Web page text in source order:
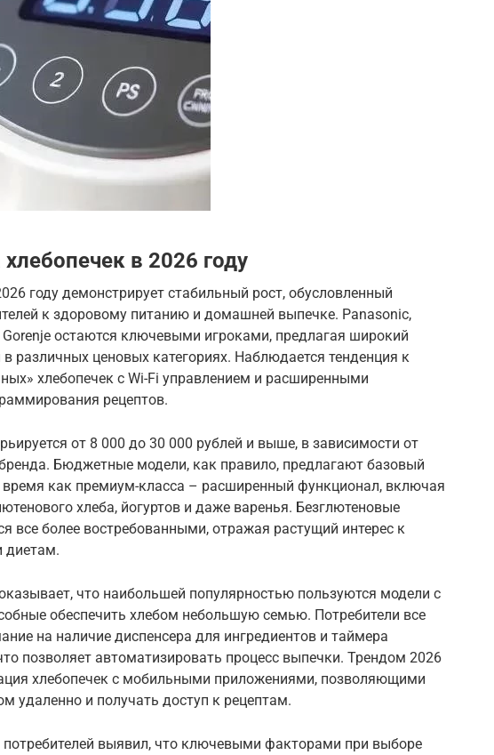
в 2026 году
году демонстрирует стабильный рост, обусловленный
к здоровому питанию и домашней выпечке. Panasonic,
Gorenje остаются ключевыми игроками, предлагая широкий
различных ценовых категориях. Наблюдается тенденция к
хлебопечек с Wi-Fi управлением и расширенными
рецептов.
от 8 000 до 30 000 рублей и выше, в зависимости от
Бюджетные модели, как правило, предлагают базовый
как премиум-класса – расширенный функционал, включая
хлеба, йогуртов и даже варенья. Безглютеновые
все более востребованными, отражая растущий интерес к
диетам.
что наибольшей популярностью пользуются модели с
обеспечить хлебом небольшую семью. Потребители все
на наличие диспенсера для ингредиентов и таймера
позволяет автоматизировать процесс выпечки. Трендом 2026
хлебопечек с мобильными приложениями, позволяющими
удаленно и получать доступ к рецептам.
потребителей выявил, что ключевыми факторами при выборе